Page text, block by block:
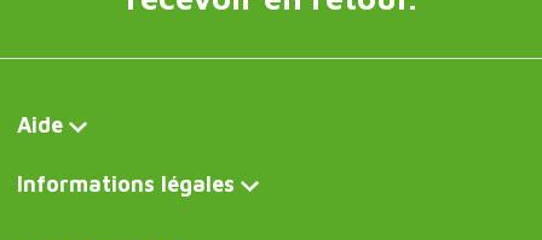
Aide
Informations légales